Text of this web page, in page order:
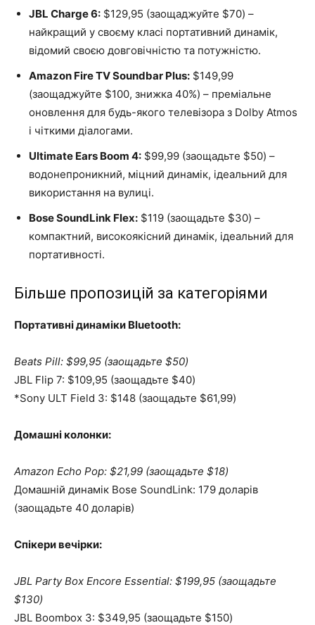
JBL Charge 6: $129,95 (заощаджуйте $70) –
найкращий у своєму класі портативний динамік,
відомий своєю довговічністю та потужністю.
Amazon Fire TV Soundbar Plus: $149,99
(заощаджуйте $100, знижка 40%) – преміальне
оновлення для будь-якого телевізора з Dolby Atmos
і чіткими діалогами.
Ultimate Ears Boom 4: $99,99 (заощадьте $50) –
водонепроникний, міцний динамік, ідеальний для
використання на вулиці.
Bose SoundLink Flex: $119 (заощадьте $30) –
компактний, високоякісний динамік, ідеальний для
портативності.
Більше пропозицій за категоріями
Портативні динаміки Bluetooth:
Beats Pill: $99,95 (заощадьте $50)
JBL Flip 7: $109,95 (заощадьте $40)
*Sony ULT Field 3: $148 (заощадьте $61,99)
Домашні колонки:
Amazon Echo Pop: $21,99 (заощадьте $18)
Домашній динамік Bose SoundLink: 179 доларів
(заощадьте 40 доларів)
Спікери вечірки:
JBL Party Box Encore Essential: $199,95 (заощадьте
$130)
JBL Boombox 3: $349,95 (заощадьте $150)